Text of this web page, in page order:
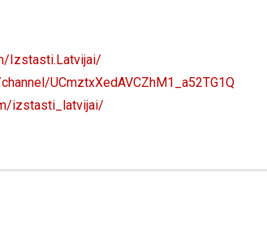
Izstasti.Latvijai/
UCmztxXedAVCZhM1_a52TG1Q
izstasti_latvijai/